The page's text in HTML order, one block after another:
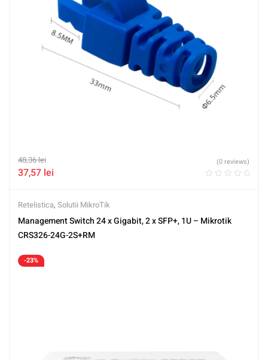
48,36lei
37,57 lei
(0 reviews)
Retelistica, Solutii MikroTik
Management Switch 24 x Gigabit, 2 x SFP+, 1U – Mikrotik
CRS326-24G-2S+RM
-23%